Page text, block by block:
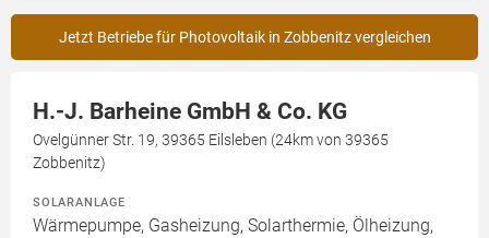
Jetzt Betriebe für Photovoltaik in Zobbenitz vergleichen
H.-J. Barheine GmbH & Co. KG
Ovelgünner Str. 19, 39365 Eilsleben (24km von 39365
Zobbenitz)
SOLARANLAGE
Wärmepumpe, Gasheizung, Solarthermie, Ölheizung,